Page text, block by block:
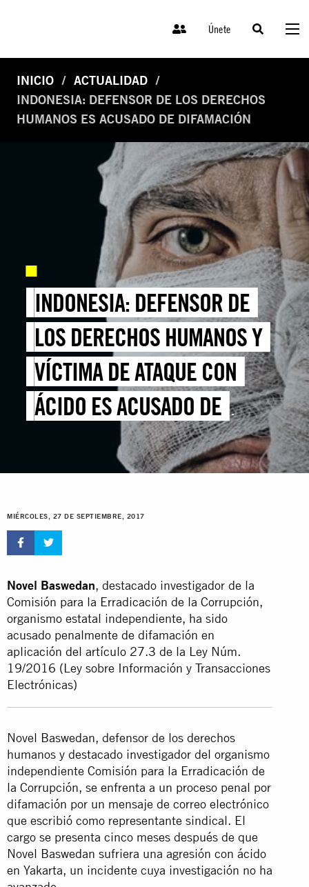
Únete
INICIO
ACTUALIDAD
INDONESIA: DEFENSOR DE LOS DERECHOS
HUMANOS ES ACUSADO DE DIFAMACIÓN
INDONESIA: DEFENSOR DE
LOS DERECHOS HUMANOS Y
VÍCTIMA DE ATAQUE CON
ÁCIDO ES ACUSADO DE
DIFAMACIÓN
MIÉRCOLES, 27 DE SEPTIEMBRE, 2017
Novel Baswedan, destacado investigador de la
Comisión para la Erradicación de la Corrupción,
organismo estatal independiente, ha sido
acusado penalmente de difamación en
aplicación del artículo 27.3 de la Ley Núm.
19/2016 (Ley sobre Información y Transacciones
Electrónicas)
Novel Baswedan, defensor de los derechos
humanos y destacado investigador del organismo
independiente Comisión para la Erradicación de
la Corrupción, se enfrenta a un proceso penal por
difamación por un mensaje de correo electrónico
que escribió como representante sindical. El
cargo se presenta cinco meses después de que
Novel Baswedan sufriera una agresión con ácido
en Yakarta, un incidente cuya investigación no ha